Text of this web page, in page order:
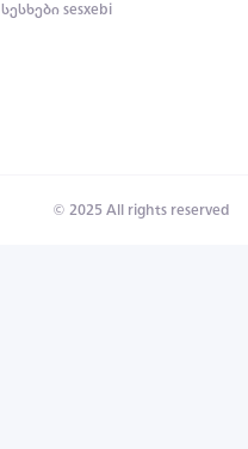
სესხები sesxebi
© 2025 All rights reserved